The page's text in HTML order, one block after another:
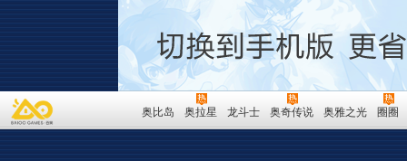
奥比岛 奥拉星 龙斗士 奥奇传说 奥雅之光 圈圈